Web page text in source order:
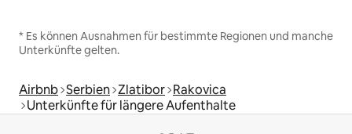
* Es können Ausnahmen für bestimmte Regionen und manche
Unterkünfte gelten.
Airbnb Serbien Zlatibor Rakovica
Unterkünfte für längere Aufenthalte